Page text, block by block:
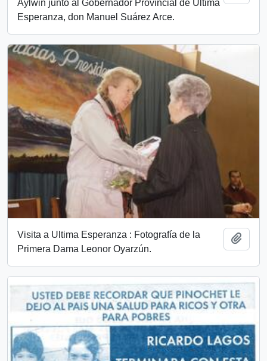
Aylwin junto al Gobernador Provincial de Última
Esperanza, don Manuel Suárez Arce.
Visita a Ultima Esperanza : Fotografía de la
Primera Dama Leonor Oyarzún.